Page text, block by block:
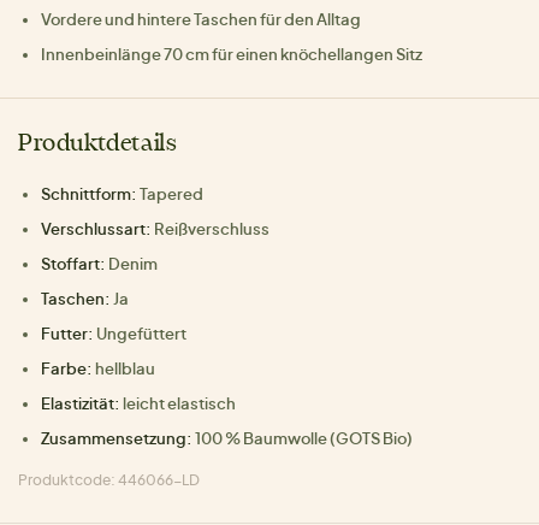
Vordere und hintere Taschen für den Alltag
Innenbeinlänge 70 cm für einen knöchellangen Sitz
Produktdetails
Schnittform: Tapered
Verschlussart: Reißverschluss
Stoffart: Denim
Taschen: Ja
Futter: Ungefüttert
Farbe: hellblau
Elastizität: leicht elastisch
Zusammensetzung: 100 % Baumwolle (GOTS Bio)
Produktcode: 446066-LD